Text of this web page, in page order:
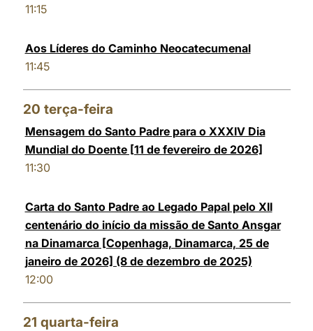
11:15
Aos Líderes do Caminho Neocatecumenal
11:45
20 terça-feira
Mensagem do Santo Padre para o XXXIV Dia
Mundial do Doente [11 de fevereiro de 2026]
11:30
Carta do Santo Padre ao Legado Papal pelo XII
centenário do início da missão de Santo Ansgar
na Dinamarca [Copenhaga, Dinamarca, 25 de
janeiro de 2026] (8 de dezembro de 2025)
12:00
21 quarta-feira